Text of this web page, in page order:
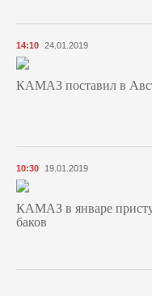
14:10 24.01.2019
КАМАЗ поставил в
10:30 19.01.2019
КАМАЗ в январе
баков